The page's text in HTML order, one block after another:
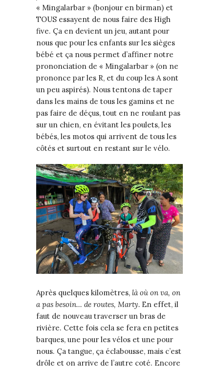
« Mingalarbar » (bonjour en birman) et
TOUS essayent de nous faire des High
five. Ça en devient un jeu, autant pour
nous que pour les enfants sur les sièges
bébé et ça nous permet d’affiner notre
prononciation de « Mingalarbar » (on ne
prononce par les R, et du coup les A sont
un peu aspirés). Nous tentons de taper
dans les mains de tous les gamins et ne
pas faire de déçus, tout en ne roulant pas
sur un chien, en évitant les poulets, les
bébés, les motos qui arrivent de tous les
côtés et surtout en restant sur le vélo.
Après quelques kilomètres, là où on va, on
a pas besoin… de routes, Marty. En effet, il
faut de nouveau traverser un bras de
rivière. Cette fois cela se fera en petites
barques, une pour les vélos et une pour
nous. Ça tangue, ça éclabousse, mais c’est
drôle et on arrive de l’autre coté. Encore